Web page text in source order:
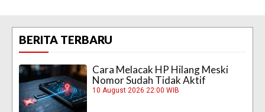
BERITA TERBARU
Cara Melacak HP Hilang Meski
Nomor Sudah Tidak Aktif
10 August 2026 22:00 WIB